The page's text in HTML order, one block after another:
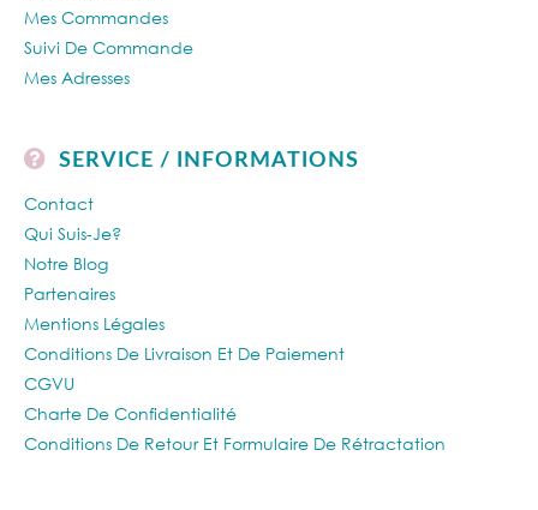
Mes Commandes
Suivi De Commande
Mes Adresses
SERVICE / INFORMATIONS
Contact
Qui Suis-Je?
Notre Blog
Partenaires
Mentions Légales
Conditions De Livraison Et De Paiement
CGVU
Charte De Confidentialité
Conditions De Retour Et Formulaire De Rétractation